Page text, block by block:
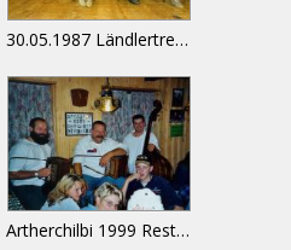
30.05.1987 Ländlertreffen Glarus
Artherchilbi 1999 Rest Engel